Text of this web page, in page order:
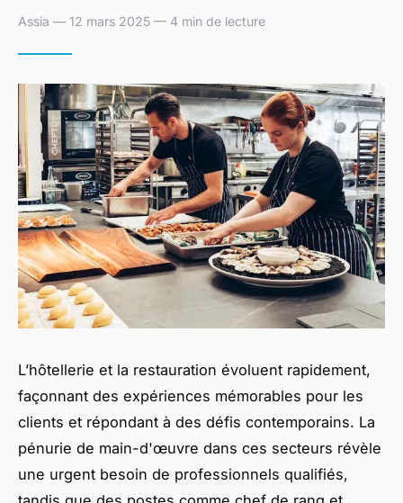
Assia — 12 mars 2025 — 4 min de lecture
L’hôtellerie et la restauration évoluent rapidement,
façonnant des expériences mémorables pour les
clients et répondant à des défis contemporains. La
pénurie de main-d'œuvre dans ces secteurs révèle
une urgent besoin de professionnels qualifiés,